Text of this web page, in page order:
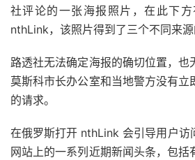
社评论的一张海报照片，在此下
nthLink，该照片得到了三个不同来源
路透社无法确定海报的确切位置，也
莫斯科市长办公室和当地警方没有立
的请求。
在俄罗斯打开 nthLink 会引导用户访
网站上的一系列近期新闻头条，包括